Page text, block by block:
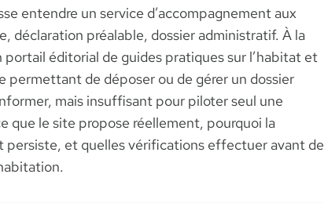
entendre un service d’accompagnement aux
déclaration préalable, dossier administratif. À la
éditorial de guides pratiques sur l’habitat et
permettant de déposer ou de gérer un dossier
mais insuffisant pour piloter seul une
que le site propose réellement, pourquoi la
persiste, et quelles vérifications effectuer avant de